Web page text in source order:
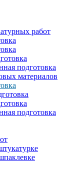
работ
подготовка
материалов
подготовка